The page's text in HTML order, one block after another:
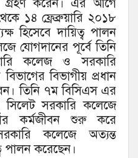
গ্রহণ করেন। এর আগে
১৪ ফ্রেব্রুয়ারি ২০১৮
হিসেবে দায়িত্ব পালন
যোগদানের পূর্বে তিনি
কলেজ ও সরকারি
বিভাগীয় প্রধান
তিনি ৭ম বিসিএস এর
সিলেট সরকারি কলেজে
কর্মজীবন শুরু করে
কলেজে অত্যন্ত
পালন করেছেন।